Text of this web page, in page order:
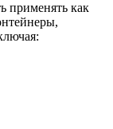
применять как